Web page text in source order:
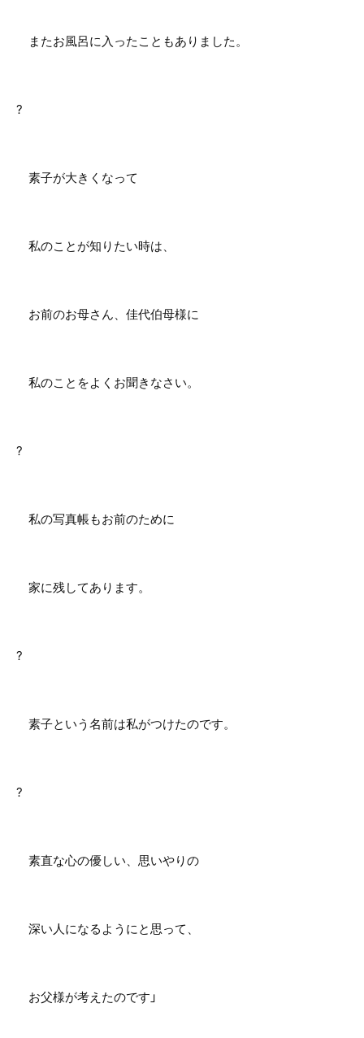
またお風呂に入ったこともありました。
?
素子が大きくなって
私のことが知りたい時は、
お前のお母さん、佳代伯母様に
私のことをよくお聞きなさい。
?
私の写真帳もお前のために
家に残してあります。
?
素子という名前は私がつけたのです。
?
素直な心の優しい、思いやりの
深い人になるようにと思って、
お父様が考えたのです」